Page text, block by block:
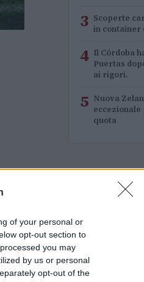
of your personal or
opt-out section to
you may
by us or personal
opt-out of the
3 Scoperte
in container
4 Il Córdoba
Puertas
ai rigori.
5 Nuova
eccezionale
quota